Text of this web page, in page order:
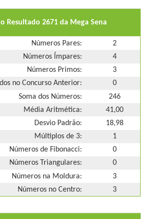
Resultado 2671 da Mega Sena
Números Pares:
2
Números Ímpares:
4
Números Primos:
3
no Concurso Anterior:
0
Soma dos Números:
246
Média Aritmética:
41,00
Desvio Padrão:
18,98
Múltiplos de 3:
1
Números de Fibonacci:
0
Números Triangulares:
0
Números na Moldura:
3
Números no Centro:
3